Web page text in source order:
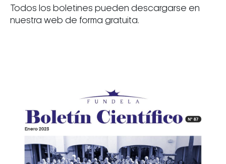
Todos los boletines pueden descargarse en
nuestra web de forma gratuita.